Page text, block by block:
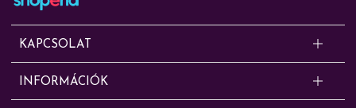
KAPCSOLAT
Kérdésed van? Segítünk!
INFORMÁCIÓK